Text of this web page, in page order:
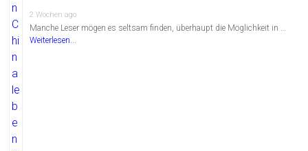
2 Wochen ago
Manche Leser mögen es seltsam finden, überhaupt die Möglichkeit in …
Weiterlesen...